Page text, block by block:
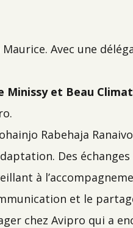
Avec une
et Beau
Rabehaja
Des
à
et le
chez Avipro qui a